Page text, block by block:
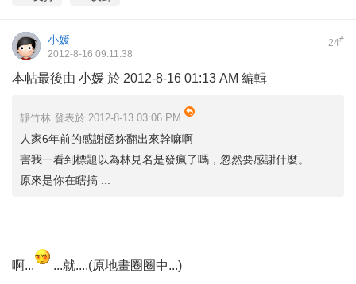
24#
小媛
2012-8-16 09:11:38
本帖最後由 小媛 於 2012-8-16 01:13 AM 編輯
靜竹林 發表於 2012-8-13 03:06 PM
人家6年前的感謝函妳翻出來幹嘛啊
害我一看到標題以為林見名是發瘋了嗎，忽然要感謝什麼。
原來是你在瞎搞 ...
啊... ...就....(原地畫圈圈中...)